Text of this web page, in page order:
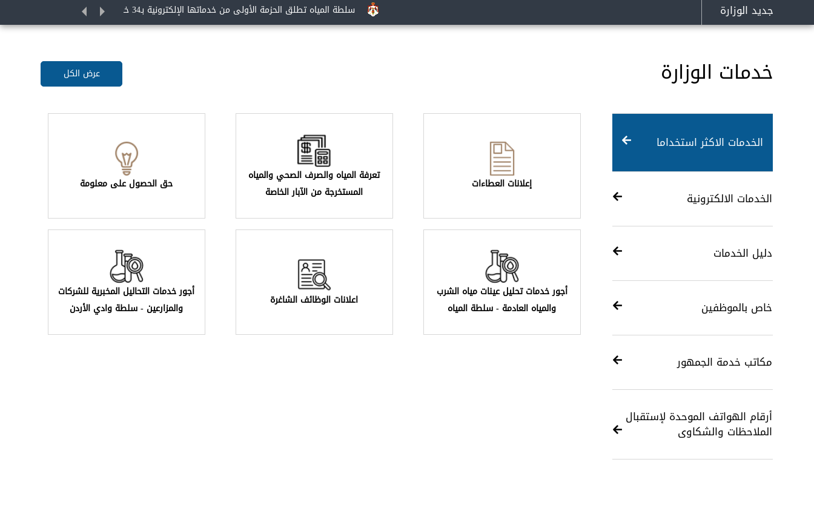
جديد الوزارة سلطة المياه تطلق الحزمة الأولى من خدماتها الإلكترونية بـ34 خدمة رقمية
خدمات الوزارة عرض الكل
الخدمات الاكثر استخداما
الخدمات الالكترونية
دليل الخدمات
خاص بالموظفين
مكاتب خدمة الجمهور
أرقام الهواتف الموحدة لإستقبال
الملاحظات والشكاوى
إعلانات العطاءات
تعرفة المياه والصرف الصحي والمياه
المستخرجة من الآبار الخاصة
حق الحصول على معلومة
أجور خدمات تحليل عينات مياه الشرب
والمياه العادمة - سلطة المياه
اعلانات الوظائف الشاغرة
أجور خدمات التحاليل المخبرية للشركات
والمزارعين - سلطة وادي الأردن